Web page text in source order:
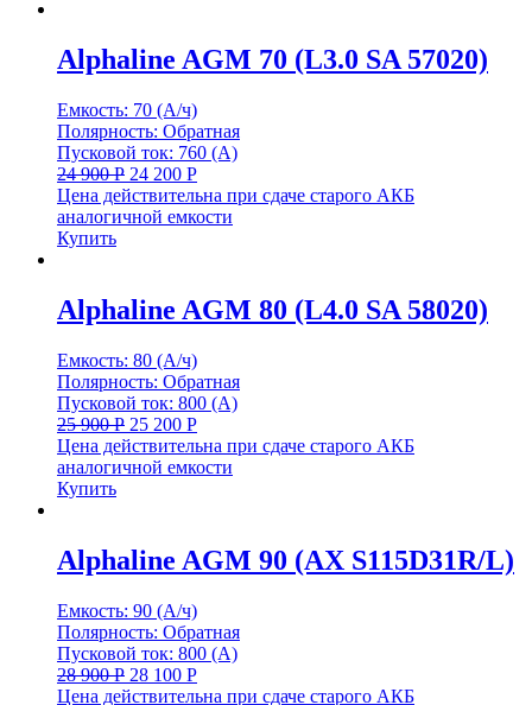
Alphaline AGM 70 (L3.0 SA 57020)
Емкость: 70 (А/ч)
Полярность: Обратная
Пусковой ток: 760 (А)
24 900Р 24 200 Р
Цена действительна при сдаче старого АКБ
аналогичной емкости
Купить
Alphaline AGM 80 (L4.0 SA 58020)
Емкость: 80 (А/ч)
Полярность: Обратная
Пусковой ток: 800 (А)
25 900Р 25 200 Р
Цена действительна при сдаче старого АКБ
аналогичной емкости
Купить
Alphaline AGM 90 (AX S115D31R/L)
Емкость: 90 (А/ч)
Полярность: Обратная
Пусковой ток: 800 (А)
28 900Р 28 100 Р
Цена действительна при сдаче старого АКБ